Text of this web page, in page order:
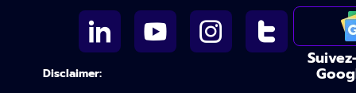
Disclaimer: